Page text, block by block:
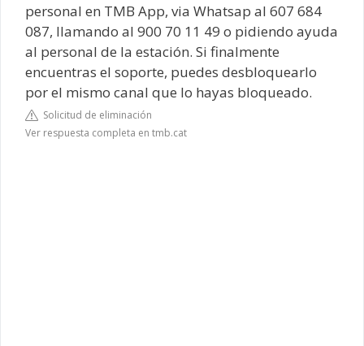
personal en TMB App, via Whatsap al 607 684
087, llamando al 900 70 11 49 o pidiendo ayuda
al personal de la estación. Si finalmente
encuentras el soporte, puedes desbloquearlo
por el mismo canal que lo hayas bloqueado.
Solicitud de eliminación
Ver respuesta completa en tmb.cat